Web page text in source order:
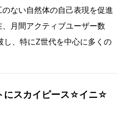
ない自然体の自己表現を促進
月間アクティブユーザー数
し、特にZ世代を中心に多くの
にスカイピース☆イニ☆